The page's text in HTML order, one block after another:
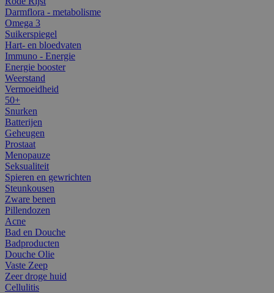
Darmflora - metabolisme
Omega 3
Suikerspiegel
Hart- en bloedvaten
Immuno - Energie
Energie booster
Weerstand
Vermoeidheid
50+
Snurken
Batterijen
Geheugen
Prostaat
Menopauze
Seksualiteit
Spieren en gewrichten
Steunkousen
Zware benen
Pillendozen
Acne
Bad en Douche
Badproducten
Douche Olie
Vaste Zeep
Zeer droge huid
Cellulitis